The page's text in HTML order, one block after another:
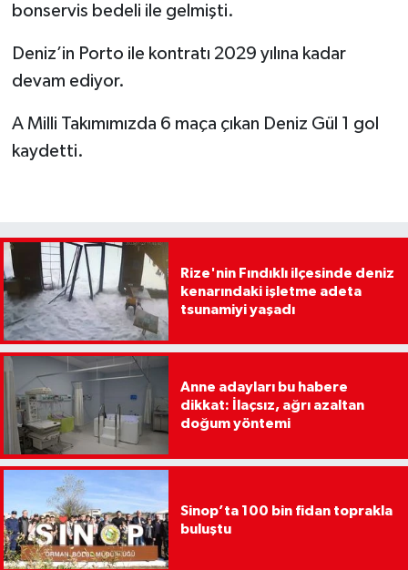
bonservis bedeli ile gelmişti.
Deniz’in Porto ile kontratı 2029 yılına kadar
devam ediyor.
A Milli Takımımızda 6 maça çıkan Deniz Gül 1 gol
kaydetti.
Rize'nin Fındıklı ilçesinde deniz
kenarındaki işletme adeta
tsunamiyi yaşadı
Anne adayları bu habere
dikkat: İlaçsız, ağrı azaltan
doğum yöntemi
Sinop’ta 100 bin fidan toprakla
buluştu